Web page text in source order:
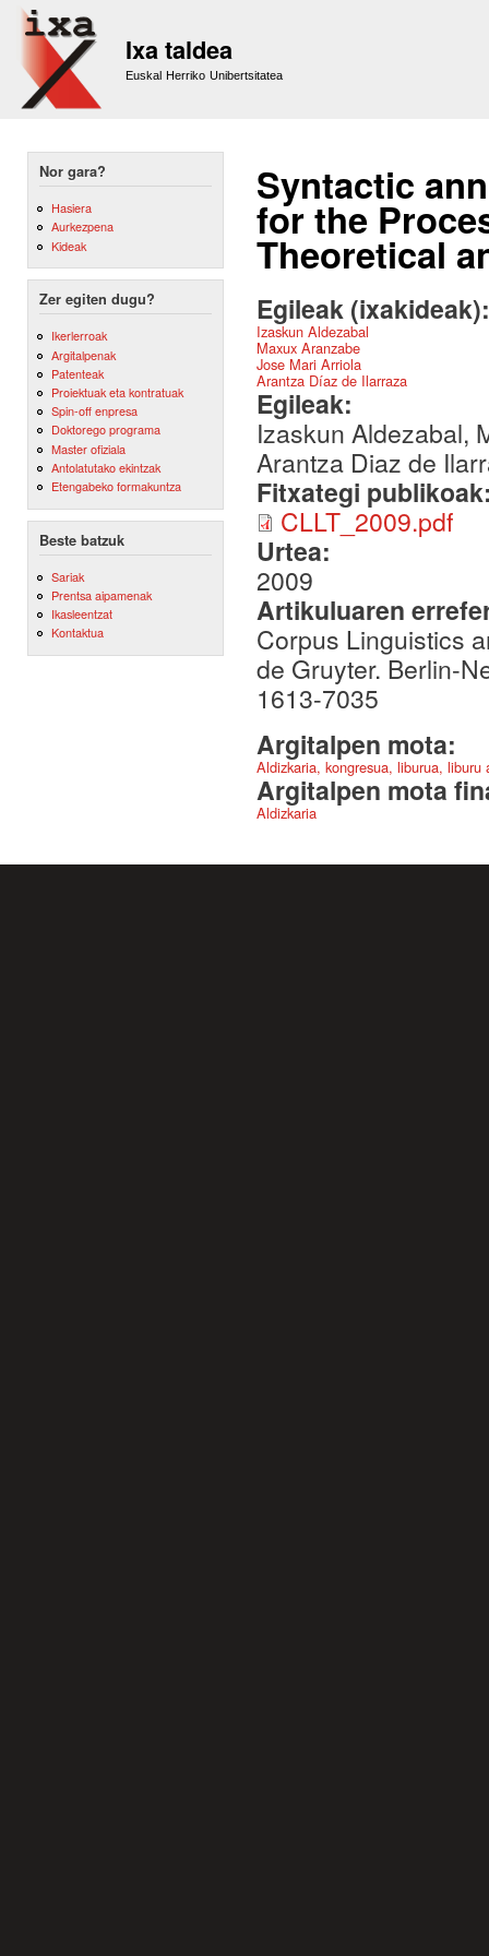
Ixa taldea
Euskal Herriko Unibertsitatea
Nor gara?
Hasiera
Aurkezpena
Kideak
Zer egiten dugu?
Ikerlerroak
Argitalpenak
Patenteak
Proiektuak eta kontratuak
Spin-off enpresa
Doktorego programa
Master ofiziala
Antolatutako ekintzak
Etengabeko formakuntza
Beste batzuk
Sariak
Prentsa aipamenak
Ikasleentzat
Kontaktua
Syntactic
for the
Theoretical
Egileak
Izaskun Aldezabal
Maxux Aranzabe
Jose Mari Arriola
Arantza Díaz de Ilarraza
Egileak:
Izaskun Aldezabal,
Arantza Diaz de
Fitxategi
CLLT_2009.pdf
Urtea:
2009
Artikuluaren
Corpus Linguistics
de Gruyter. Berlin-
1613-7035
Argitalpen mota:
Aldizkaria, kongresua, liburua,
Argitalpen mota
Aldizkaria